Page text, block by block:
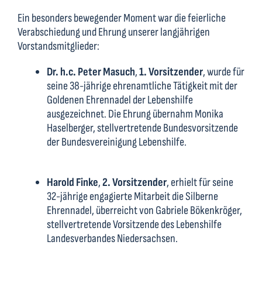
Ein besonders bewegender Moment war die feierliche
Verabschiedung und Ehrung unserer langjährigen
Vorstandsmitglieder:
Dr. h.c. Peter Masuch,1. Vorsitzender, wurde für
seine 38-jährige ehrenamtliche Tätigkeit mit der
Goldenen Ehrennadel der Lebenshilfe
ausgezeichnet. Die Ehrung übernahm Monika
Haselberger, stellvertretende Bundesvorsitzende
der Bundesvereinigung Lebenshilfe.
Harold Finke,2. Vorsitzender, erhielt für seine
32-jährige engagierte Mitarbeit die Silberne
Ehrennadel, überreicht von Gabriele Bökenkröger,
stellvertretende Vorsitzende des Lebenshilfe
Landesverbandes Niedersachsen.